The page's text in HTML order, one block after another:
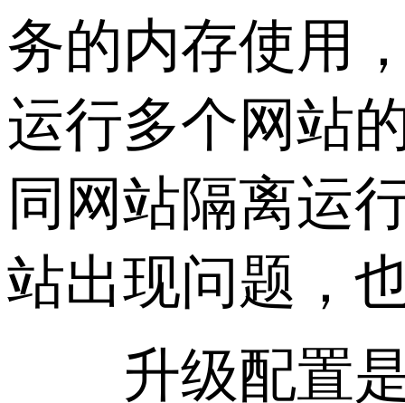
务的内存使用
运行多个网站
同网站隔离运
站出现问题，
升级配置是